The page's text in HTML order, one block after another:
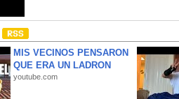
MIS VECINOS PENSARON
QUE ERA UN LADRON
youtube.com